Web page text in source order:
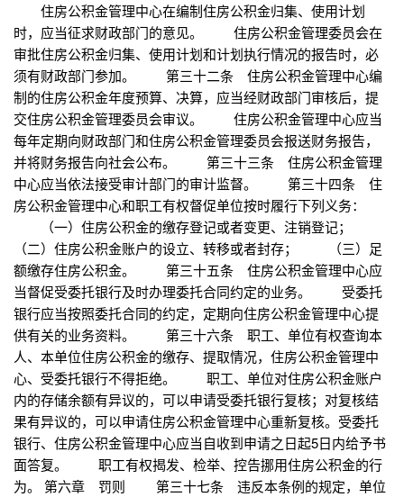
住房公积金管理中心在编制住房公积金归集、使用计划
时，应当征求财政部门的意见。 住房公积金管理委员会在
审批住房公积金归集、使用计划和计划执行情况的报告时，必
须有财政部门参加。 第三十二条 住房公积金管理中心编
制的住房公积金年度预算、决算，应当经财政部门审核后，提
交住房公积金管理委员会审议。 住房公积金管理中心应当
每年定期向财政部门和住房公积金管理委员会报送财务报告，
并将财务报告向社会公布。 第三十三条 住房公积金管理
中心应当依法接受审计部门的审计监督。 第三十四条 住
房公积金管理中心和职工有权督促单位按时履行下列义务：
（一）住房公积金的缴存登记或者变更、注销登记；
（二）住房公积金账户的设立、转移或者封存； （三）足
额缴存住房公积金。 第三十五条 住房公积金管理中心应
当督促受委托银行及时办理委托合同约定的业务。 受委托
银行应当按照委托合同的约定，定期向住房公积金管理中心提
供有关的业务资料。 第三十六条 职工、单位有权查询本
人、本单位住房公积金的缴存、提取情况，住房公积金管理中
心、受委托银行不得拒绝。 职工、单位对住房公积金账户
内的存储余额有异议的，可以申请受委托银行复核；对复核结
果有异议的，可以申请住房公积金管理中心重新复核。受委托
银行、住房公积金管理中心应当自收到申请之日起5日内给予书
面答复。 职工有权揭发、检举、控告挪用住房公积金的行
为。 第六章 罚则 第三十七条 违反本条例的规定，单位